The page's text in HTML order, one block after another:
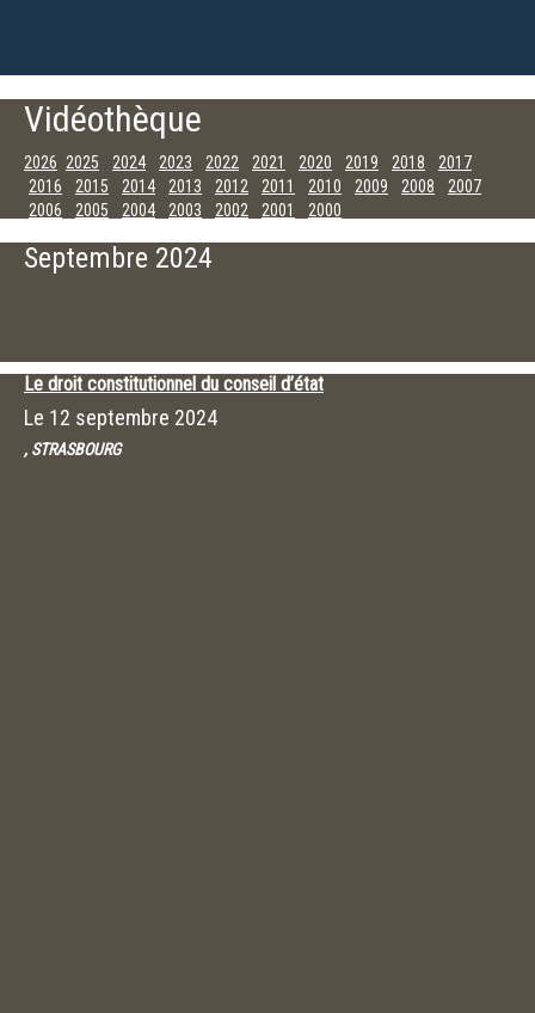
Vidéothèque
2026 2025 2024 2023 2022 2021 2020 2019 2018
2017
2016
2015 2014 2013 2012 2011 2010 2009 2008
2007
2006
2005 2004 2003 2002 2001
2000
Septembre 2024
Le droit constitutionnel du conseil d’état
Le 12 septembre 2024
, STRASBOURG